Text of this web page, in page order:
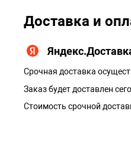
Доставка и
Срочная доставка
Заказ будет доставлен
Стоимость срочной